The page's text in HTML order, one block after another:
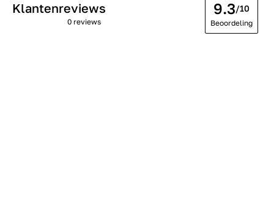
Klantenreviews
0 reviews
9.3/10
Beoordeling